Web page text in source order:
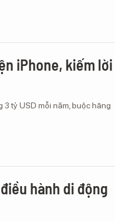
iPhone, kiếm lời
tỷ USD mỗi năm, buộc hãng
hành di động